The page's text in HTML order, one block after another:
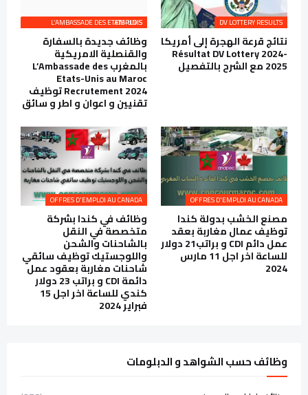
DV LOTTERY RESULTS
نتائج قرعة الهجرة إلى أمريكا
Résultat DV Lottery 2024-
2025 مع الشرح بالتفصيل
L’AMBASSADE DES ETATS-UNIS EMPLOIS
وظائف جديدة بالسفارة
والقنصلية الامريكية
بالمغرب L’Ambassade des
Etats-Unis au Maroc
Recrutement 2024 توظيف
تقنيين و اعوان و اطر و سائق
OFFRES D'EMPLOI AU CANADA
مصنع الخشب بدولة كندا
توظيف عمال مغاربة بعقد
عمل دائم CDI و براتب21 دولار
للساعة اخر اجل 11 مارس
2024
OFFRES D'EMPLOI AU CANADA
وظائف في كندا بشركة
متخصصة في النقل
بالشاحنات والشحن
واللوجستيك توظيف سائقي
شاحنات مغاربة بعقود عمل
دائمة CDI و براتب 23 دولار
كندي للساعة اخر اجل 15
فبراير 2024
وظائف حسب الشواهد و الدبلومات